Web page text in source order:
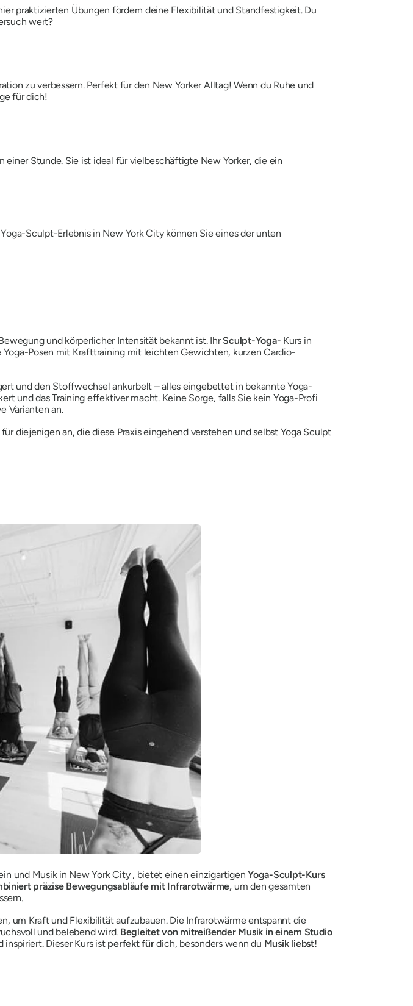
praktizierten Übungen fördern deine Flexibilität und Standfestigkeit. Du
wert?
zu verbessern. Perfekt für den New Yorker Alltag! Wenn du Ruhe und
für dich!
Stunde. Sie ist ideal für vielbeschäftigte New Yorker, die ein
Sculpt-Erlebnis in New York City können Sie eines der unten
und körperlicher Intensität bekannt ist. IhrSculpt-Yoga- Kurs in
Posen mit Krafttraining mit leichten Gewichten, kurzen Cardio-
und den Stoffwechsel ankurbelt – alles eingebettet in bekannte Yoga-
und das Training effektiver macht. Keine Sorge, falls Sie kein Yoga-Profi
Varianten an.
für diejenigen an, die diese Praxis eingehend verstehen und selbst Yoga Sculpt
und Musik in New York City , bietet einen einzigartigenYoga-Sculpt-Kurs
präzise Bewegungsabläufe mit Infrarotwärme, um den gesamten
um Kraft und Flexibilität aufzubauen. Die Infrarotwärme entspannt die
und belebend wird. Begleitet von mitreißender Musik in einem Studio
Dieser Kurs ist perfekt fürdich, besonders wenn du Musik liebst!